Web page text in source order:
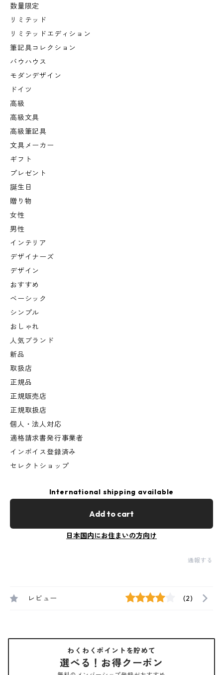
数量限定
リミテッド
リミテッドエディション
筆記具コレクション
バウハウス
モダンデザイン
ドイツ
高級
高級文具
高級筆記具
文具メーカー
ギフト
プレゼント
誕生日
贈り物
女性
男性
インテリア
デザイナーズ
デザイン
おすすめ
ベーシック
シンプル
おしゃれ
人気ブランド
新品
取扱店
正規品
正規販売店
正規取扱店
個人・法人対応
適格請求書発行事業者
インボイス登録済み
セレクトショップ
International shipping available
Add to cart
日本国内にお住まいの方向け
通報する
レビュー (2)
わくわくポイントを貯めて
選べる！お得クーポン